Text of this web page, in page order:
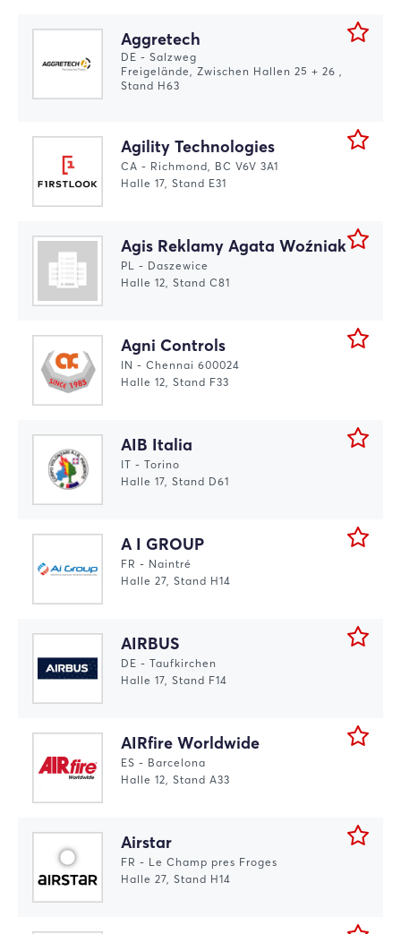
Aggretech
DE - Salzweg
Freigelände, Zwischen Hallen 25 + 26 ,
Stand H63
Agility Technologies
CA - Richmond, BC V6V 3A1
Halle 17, Stand E31
Agis Reklamy Agata Woźniak
PL - Daszewice
Halle 12, Stand C81
Agni Controls
IN - Chennai 600024
Halle 12, Stand F33
AIB Italia
IT - Torino
Halle 17, Stand D61
A I GROUP
FR - Naintré
Halle 27, Stand H14
AIRBUS
DE - Taufkirchen
Halle 17, Stand F14
AIRfire Worldwide
ES - Barcelona
Halle 12, Stand A33
Airstar
FR - Le Champ pres Froges
Halle 27, Stand H14